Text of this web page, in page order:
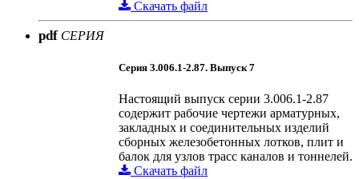
Скачать файл
pdf СЕРИЯ
Серия 3.006.1-2.87. Выпуск 7
Настоящий выпуск серии 3.006.1-2.87
содержит рабочие чертежи арматурных,
закладных и соединительных изделий
сборных железобетонных лотков, плит и
балок для узлов трасс каналов и тоннелей.
Скачать файл